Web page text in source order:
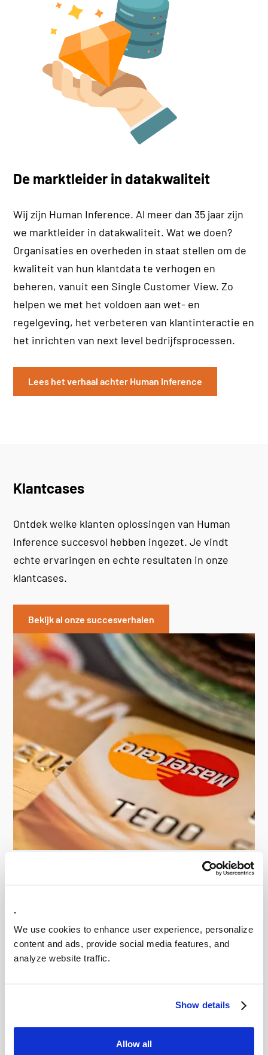
.
We use cookies to enhance user experience, personalize
content and ads, provide social media features, and
analyze website traffic.
Show details
Allow all
De marktleider in datakwaliteit
Wij zijn Human Inference. Al meer dan 35 jaar zijn
we marktleider in datakwaliteit. Wat we doen?
Organisaties en overheden in staat stellen om de
kwaliteit van hun klantdata te verhogen en
beheren, vanuit een Single Customer View. Zo
helpen we met het voldoen aan wet- en
regelgeving, het verbeteren van klantinteractie en
het inrichten van next level bedrijfsprocessen.
Lees het verhaal achter Human Inference
Klantcases
Ontdek welke klanten oplossingen van Human
Inference succesvol hebben ingezet. Je vindt
echte ervaringen en echte resultaten in onze
klantcases.
Bekijk al onze succesverhalen
Stichting BKR: +10 miljoen krediettoetsingen via
Lees meer